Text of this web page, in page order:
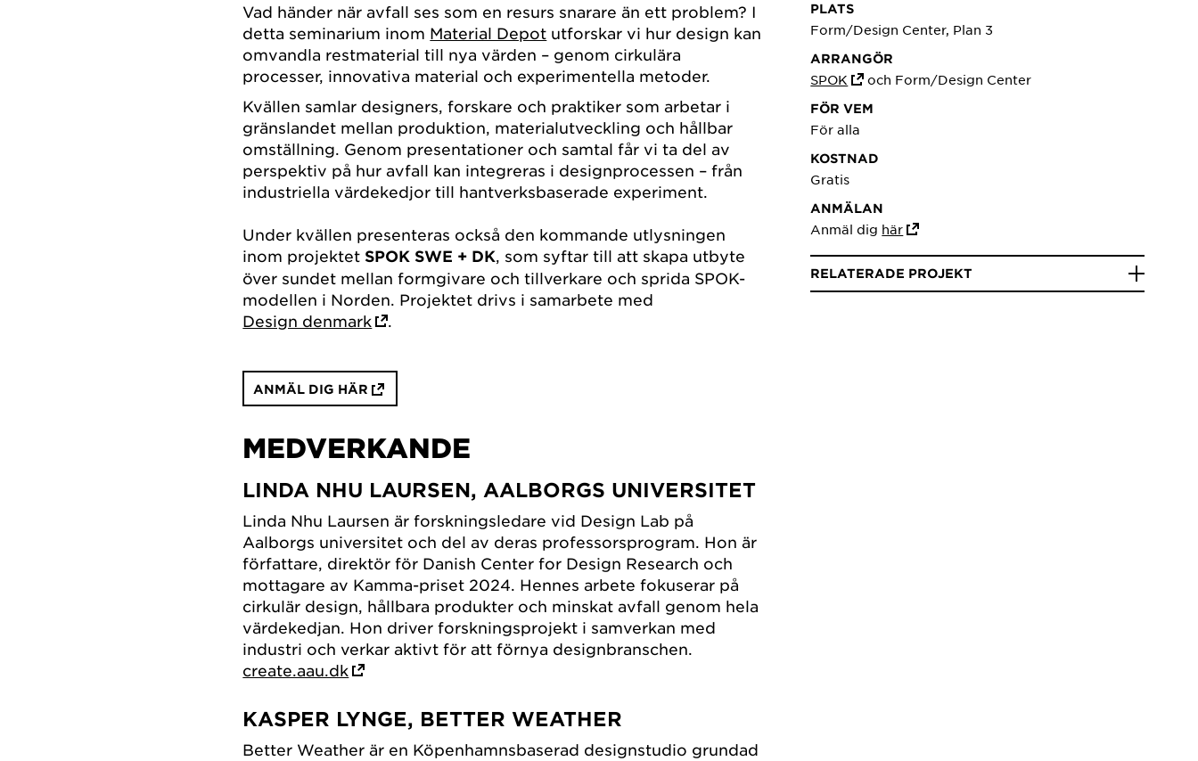
Vad händer när avfall ses som en resurs snarare än ett problem? I
detta seminarium inom Material Depot utforskar vi hur design kan
omvandla restmaterial till nya värden – genom cirkulära
processer, innovativa material och experimentella metoder.
Kvällen samlar designers, forskare och praktiker som arbetar i
gränslandet mellan produktion, materialutveckling och hållbar
omställning. Genom presentationer och samtal får vi ta del av
perspektiv på hur avfall kan integreras i designprocessen – från
industriella värdekedjor till hantverksbaserade experiment.
Under kvällen presenteras också den kommande utlysningen
inom projektet SPOK SWE + DK, som syftar till att skapa utbyte
över sundet mellan formgivare och tillverkare och sprida SPOK-
modellen i Norden. Projektet drivs i samarbete med
Design denmark
.
ANMÄL DIG HÄR
MEDVERKANDE
LINDA NHU LAURSEN, AALBORGS UNIVERSITET
Linda Nhu Laursen är forskningsledare vid Design Lab på
Aalborgs universitet och del av deras professorsprogram. Hon är
författare, direktör för Danish Center for Design Research och
mottagare av Kamma-priset 2024. Hennes arbete fokuserar på
cirkulär design, hållbara produkter och minskat avfall genom hela
värdekedjan. Hon driver forskningsprojekt i samverkan med
industri och verkar aktivt för att förnya designbranschen.
create.aau.dk
KASPER LYNGE, BETTER WEATHER
Better Weather är en Köpenhamnsbaserad designstudio grundad
PLATS
Form/Design Center, Plan 3
ARRANGÖR
SPOK och Form/Design Center
FÖR VEM
För alla
KOSTNAD
Gratis
ANMÄLAN
Anmäl dig här
RELATERADE PROJEKT